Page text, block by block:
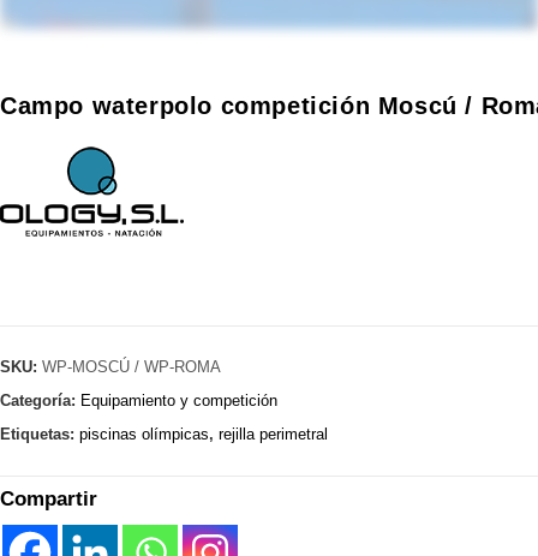
Campo waterpolo competición Moscú /
SKU: WP-MOSCÚ / WP-ROMA
Categoría: Equipamiento y competición
Etiquetas: piscinas olímpicas, rejilla perimetral
Compartir